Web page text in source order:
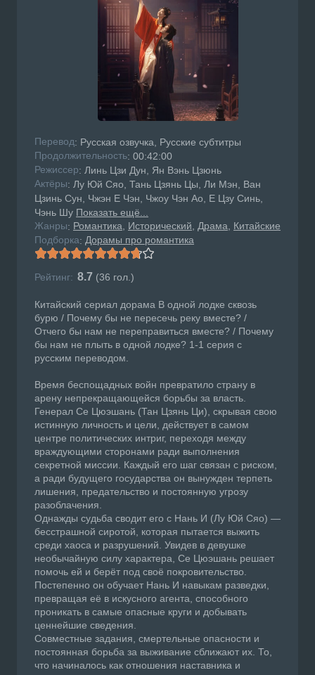
Перевод: Русская озвучка, Русские субтитры
Продолжительность: 00:42:00
Режисcер: Линь Цзи Дун, Ян Вэнь Цзюнь
Актёры: Лу Юй Сяо, Тань Цзянь Цы, Ли Мэн, Ван
Цзинь Сун, Чжэн Е Чэн, Чжоу Чэн Ао, Е Цзу Синь,
Чэнь Шу Показать ещё...
Жанры: Романтика Исторический Драма Китайские
Подборка: Дорамы про романтика
Рейтинг: 8.7 (36 гол.)
Китайский сериал дорама В одной лодке сквозь
бурю / Почему бы не пересечь реку вместе? /
Отчего бы нам не переправиться вместе? / Почему
бы нам не плыть в одной лодке? 1-1 серия с
русским переводом.
Время беспощадных войн превратило страну в
арену непрекращающейся борьбы за власть.
Генерал Се Цюэшань (Тан Цзянь Ци), скрывая свою
истинную личность и цели, действует в самом
центре политических интриг, переходя между
враждующими сторонами ради выполнения
секретной миссии. Каждый его шаг связан с риском,
а ради будущего государства он вынужден терпеть
лишения, предательство и постоянную угрозу
разоблачения.
Однажды судьба сводит его с Нань И (Лу Юй Сяо) —
бесстрашной сиротой, которая пытается выжить
среди хаоса и разрушений. Увидев в девушке
необычайную силу характера, Се Цюэшань решает
помочь ей и берёт под своё покровительство.
Постепенно он обучает Нань И навыкам разведки,
превращая её в искусного агента, способного
проникать в самые опасные круги и добывать
ценнейшие сведения.
Совместные задания, смертельные опасности и
постоянная борьба за выживание сближают их. То,
что начиналось как отношения наставника и